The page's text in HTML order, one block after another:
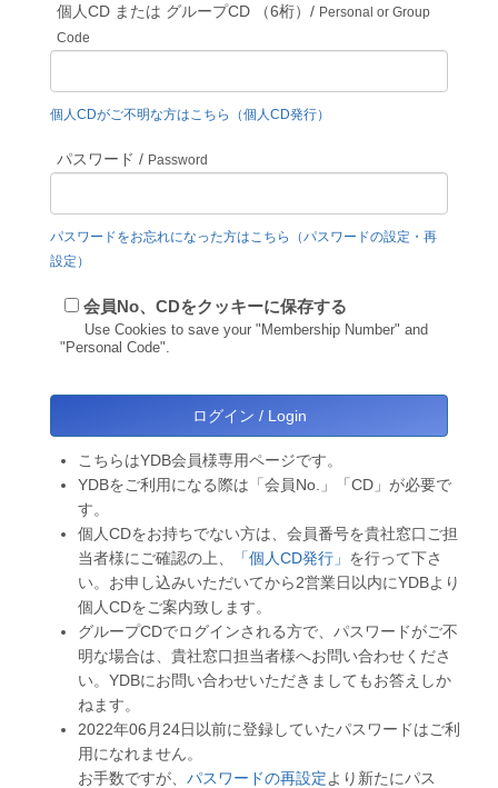
個人CD または グループCD （6桁）/ Personal or Group
Code
個人CDがご不明な方はこちら（個人CD発行）
パスワード / Password
パスワードをお忘れになった方はこちら（パスワードの設定・再
設定）
会員No、CDをクッキーに保存する
Use Cookies to save your "Membership Number" and
"Personal Code".
こちらはYDB会員様専用ページです。
YDBをご利用になる際は「会員No.」「CD」が必要で
す。
個人CDをお持ちでない方は、会員番号を貴社窓口ご担
当者様にご確認の上、
「個人CD発行」 を行って下さ
い。お申し込みいただいてから2営業日以内にYDBより
個人CDをご案内致します。
グループCDでログインされる方で、パスワードがご不
明な場合は、貴社窓口担当者様へお問い合わせくださ
い。YDBにお問い合わせいただきましてもお答えしか
ねます。
2022年06月24日以前に登録していたパスワードはご利
用になれません。
お手数ですが、 パスワードの再設定より新たにパス